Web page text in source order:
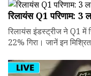
रिलायंस Q1 परिणाम: ₹3
रिलायंस इंडस्ट्रीज ने Q1 में
22% गिरा। जानें इन